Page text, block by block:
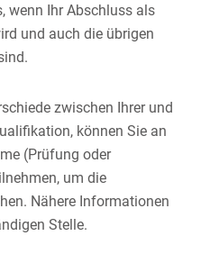
wenn Ihr Abschluss als
und auch die übrigen
zwischen Ihrer und
können Sie an
(Prüfung oder
um die
Nähere Informationen
Stelle.